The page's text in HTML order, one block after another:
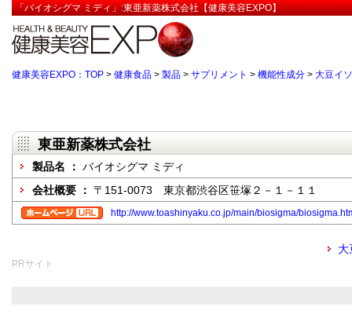
「バイオシグマ ミディ」:東亜新薬株式会社【健康美容EXPO】
健康美容EXPO：TOP > 健康食品 > 製品 > サプリメント > 機能性成分 > 大豆イ
東亜新薬株式会社
製品名 ： バイオシグマ ミディ
会社概要 ： 〒151-0073 東京都渋谷区笹塚２－１－１１
http://www.toashinyaku.co.jp/main/biosigma/
大
PRサイト